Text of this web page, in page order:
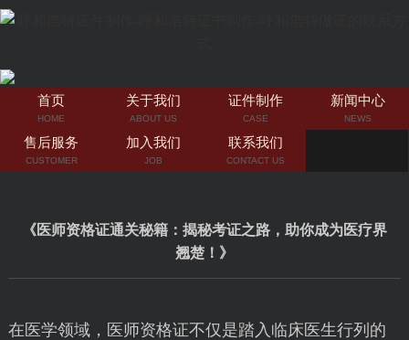
首页
HOME
关于我们
ABOUT US
证件制作
CASE
新闻中心
NEWS
售后服务
CUSTOMER
加入我们
JOB
联系我们
CONTACT US
《医师资格证通关秘籍：揭秘考证之路，助你成为医疗界
翘楚！》
在医学领域，医师资格证不仅是踏入临床医生行列的